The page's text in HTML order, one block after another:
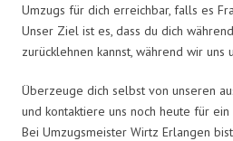
Umzugs für dich erreichbar, falls es
Unser Ziel ist es, dass du dich
zurücklehnen kannst, während wir uns
Überzeuge dich selbst von unseren
und kontaktiere uns noch heute für
Bei Umzugsmeister Wirtz Erlangen